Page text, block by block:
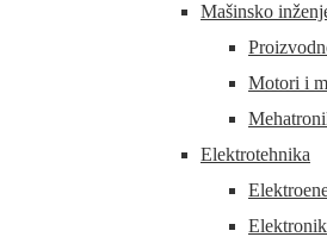
Mašinsko
Motori i
Elektrotehnika